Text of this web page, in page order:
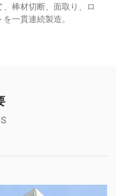
棒材切断、面取り、ロ
一貫連続製造。